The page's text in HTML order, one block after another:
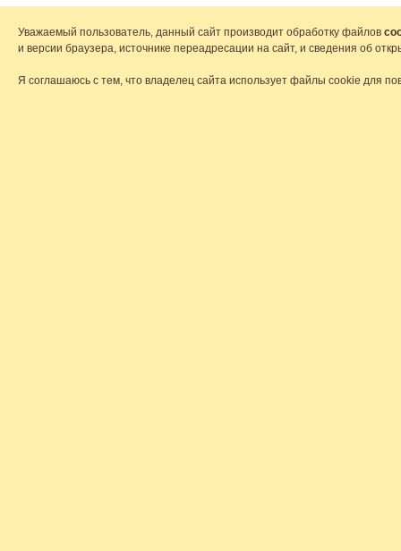
Уважаемый пользователь, данный сайт производит обработку файлов
и версии браузера, источнике переадресации на сайт, и сведения об
Я соглашаюсь с тем, что владелец сайта использует файлы cookie для